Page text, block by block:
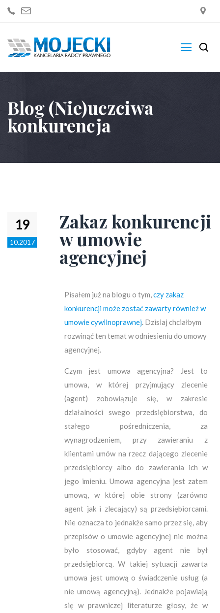
Zakres Usług
Blogi
Blog (Nie)uczciwa
konkurencja
19
10.2017
Zakaz konkurencji
w umowie
agencyjnej
Pisałem już na blogu o tym, czy zakaz
konkurencji może zostać zawarty również w
umowie cywilnoprawnej . Dzisiaj chciałbym
rozwinąć ten temat w odniesieniu do umowy
agencyjnej.
Czym jest umowa agencyjna? Jest to
umowa, w której przyjmujący zlecenie
(agent) zobowiązuje się, w zakresie
działalności swego przedsiębiorstwa, do
stałego pośredniczenia, za
wynagrodzeniem, przy zawieraniu z
klientami umów na rzecz dającego zlecenie
przedsiębiorcy albo do zawierania ich w
jego imieniu. Umowa agencyjna jest zatem
umową, w której obie strony (zarówno
agent jak i zlecający) są przedsiębiorcami.
Nie oznacza to jednakże samo przez się, aby
przepisów o umowie agencyjnej nie można
było stosować, gdyby agent nie był
przedsiębiorcą. W takiej sytuacji zawarta
umowa jest umową o świadczenie usług (a
nie umową agencyjną). Jednakże pojawiają
się w prawniczej literaturze głosy, że w